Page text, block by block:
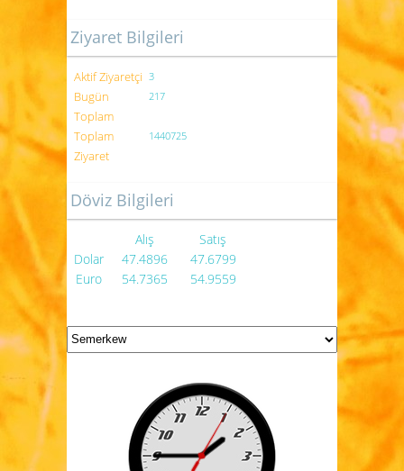
Ziyaret Bilgileri
Aktif Ziyaretçi 3
Bugün
Toplam
217
Toplam
Ziyaret
1440725
Döviz Bilgileri
Alış
Satış
Dolar
47.4896
47.6799
Euro
54.7365 54.9559